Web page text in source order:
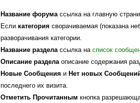
Название форумассылка на главную
Если категория сворачиваемая (показана
разворачивания категории.
Название разделассылка на список
Описание разделаописание содержания
Новые Сообщения и Нет новых
последнего их визита.
Отметить Прочитанным кнопка